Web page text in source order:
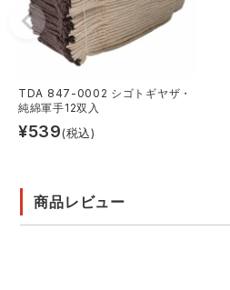
TDA 847-0002 シゴトギヤザ・
純綿軍手12双入
¥539(税込)
商品レビュー